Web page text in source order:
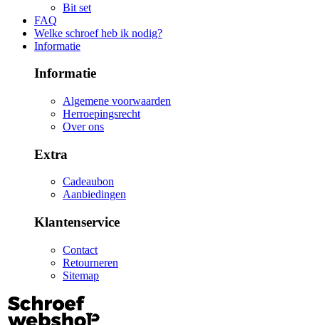
Bit set
FAQ
Welke schroef heb ik nodig?
Informatie
Informatie
Algemene voorwaarden
Herroepingsrecht
Over ons
Extra
Cadeaubon
Aanbiedingen
Klantenservice
Contact
Retourneren
Sitemap